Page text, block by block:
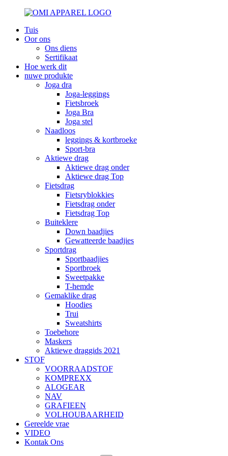
Tuis
Oor ons
Ons diens
Sertifikaat
Hoe werk dit
nuwe produkte
Joga dra
Joga-leggings
Fietsbroek
Joga Bra
Joga stel
Naadloos
leggings & kortbroeke
Sport-bra
Aktiewe drag
Aktiewe drag onder
Aktiewe drag Top
Fietsdrag
Fietsryblokkies
Fietsdrag onder
Fietsdrag Top
Buiteklere
Down baadjies
Gewatteerde baadjies
Sportdrag
Sportbaadjies
Sportbroek
Sweetpakke
T-hemde
Gemaklike drag
Hoodies
Trui
Sweatshirts
Toebehore
Maskers
Aktiewe draggids 2021
STOF
VOORRAADSTOF
KOMPREXX
ALOGEAR
NAV
GRAFIEEN
VOLHOUBAARHEID
Gereelde vrae
VIDEO
Kontak Ons